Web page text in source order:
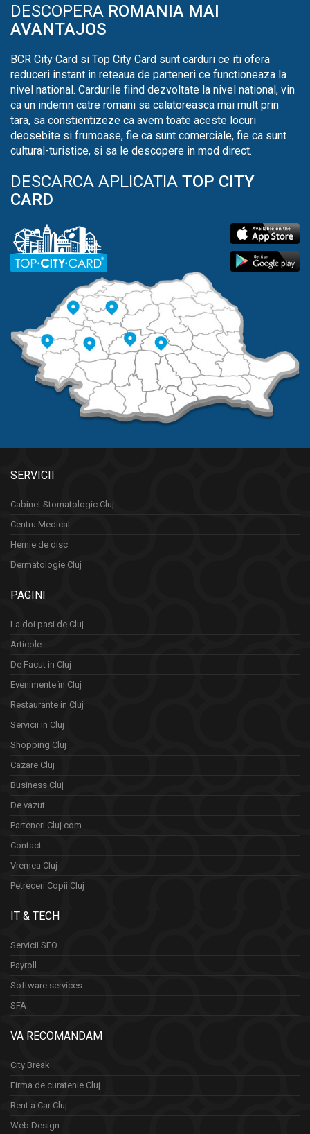
DESCOPERA ROMANIA MAI
AVANTAJOS
BCR City Card si Top City Card sunt carduri ce iti ofera
reduceri instant in reteaua de parteneri ce functioneaza la
nivel national. Cardurile fiind dezvoltate la nivel national, vin
ca un indemn catre romani sa calatoreasca mai mult prin
tara, sa constientizeze ca avem toate aceste locuri
deosebite si frumoase, fie ca sunt comerciale, fie ca sunt
cultural-turistice, si sa le descopere in mod direct.
DESCARCA APLICATIA TOP CITY
CARD
SERVICII
Cabinet Stomatologic Cluj
Centru Medical
Hernie de disc
Dermatologie Cluj
PAGINI
La doi pasi de Cluj
Articole
De Facut in Cluj
Evenimente în Cluj
Restaurante in Cluj
Servicii in Cluj
Shopping Cluj
Cazare Cluj
Business Cluj
De vazut
Parteneri Cluj.com
Contact
Vremea Cluj
Petreceri Copii Cluj
IT & TECH
Servicii SEO
Payroll
Software services
SFA
VA RECOMANDAM
City Break
Firma de curatenie Cluj
Rent a Car Cluj
Web Design